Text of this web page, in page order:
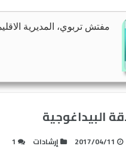
مفتش تربوي، المديرية
البيداغوجية
2017/04/11 إرشادات 1